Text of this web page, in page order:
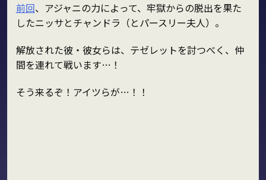
前回、アジャニの力によって、牢獄からの脱出を果た
したニッサとチャンドラ（とパースリー夫人）。
解放された彼・彼女らは、テゼレットを討つべく、仲
間を連れて戦います…！
そう来るぞ！アイツらが…！！